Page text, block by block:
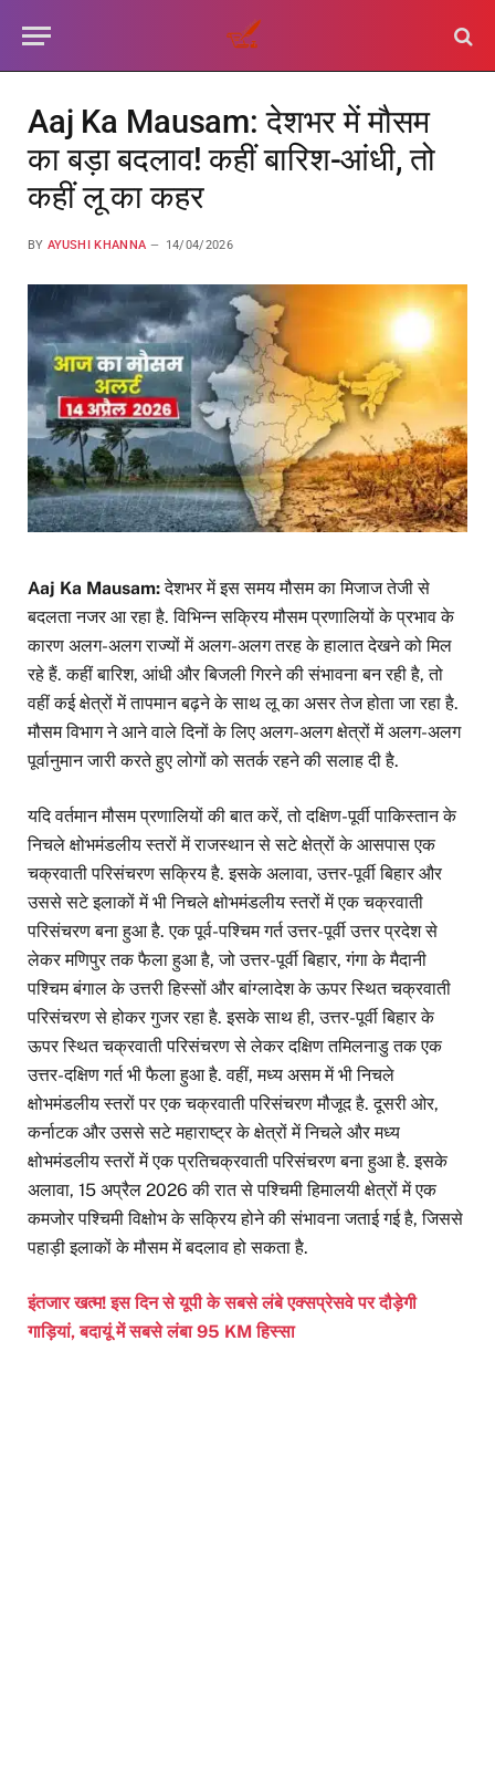
Aaj Ka Mausam: देशभर में मौसम
का बड़ा बदलाव! कहीं बारिश-आंधी, तो
कहीं लू का कहर
BY AYUSHI KHANNA 14/04/2026
Aaj Ka Mausam:देशभर में इस समय मौसम का मिजाज तेजी से
बदलता नजर आ रहा है. विभिन्न सक्रिय मौसम प्रणालियों के प्रभाव के
कारण अलग-अलग राज्यों में अलग-अलग तरह के हालात देखने को मिल
रहे हैं. कहीं बारिश, आंधी और बिजली गिरने की संभावना बन रही है, तो
वहीं कई क्षेत्रों में तापमान बढ़ने के साथ लू का असर तेज होता जा रहा है.
मौसम विभाग ने आने वाले दिनों के लिए अलग-अलग क्षेत्रों में अलग-अलग
पूर्वानुमान जारी करते हुए लोगों को सतर्क रहने की सलाह दी है.
यदि वर्तमान मौसम प्रणालियों की बात करें, तो दक्षिण-पूर्वी पाकिस्तान के
निचले क्षोभमंडलीय स्तरों में राजस्थान से सटे क्षेत्रों के आसपास एक
चक्रवाती परिसंचरण सक्रिय है. इसके अलावा, उत्तर-पूर्वी बिहार और
उससे सटे इलाकों में भी निचले क्षोभमंडलीय स्तरों में एक चक्रवाती
परिसंचरण बना हुआ है. एक पूर्व-पश्चिम गर्त उत्तर-पूर्वी उत्तर प्रदेश से
लेकर मणिपुर तक फैला हुआ है, जो उत्तर-पूर्वी बिहार, गंगा के मैदानी
पश्चिम बंगाल के उत्तरी हिस्सों और बांग्लादेश के ऊपर स्थित चक्रवाती
परिसंचरण से होकर गुजर रहा है. इसके साथ ही, उत्तर-पूर्वी बिहार के
ऊपर स्थित चक्रवाती परिसंचरण से लेकर दक्षिण तमिलनाडु तक एक
उत्तर-दक्षिण गर्त भी फैला हुआ है. वहीं, मध्य असम में भी निचले
क्षोभमंडलीय स्तरों पर एक चक्रवाती परिसंचरण मौजूद है. दूसरी ओर,
कर्नाटक और उससे सटे महाराष्ट्र के क्षेत्रों में निचले और मध्य
क्षोभमंडलीय स्तरों में एक प्रतिचक्रवाती परिसंचरण बना हुआ है. इसके
अलावा, 15 अप्रैल 2026 की रात से पश्चिमी हिमालयी क्षेत्रों में एक
कमजोर पश्चिमी विक्षोभ के सक्रिय होने की संभावना जताई गई है, जिससे
पहाड़ी इलाकों के मौसम में बदलाव हो सकता है.
इंतजार खत्म! इस दिन से यूपी के सबसे लंबे एक्सप्रेसवे पर दौड़ेगी
गाड़ियां, बदायूं में सबसे लंबा 95 KM हिस्सा